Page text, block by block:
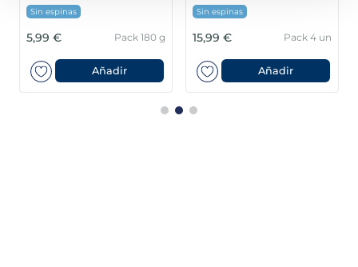
Sin espinas
5,99 € Pack 180 g
Añadir
Sin espinas
15,99 € Pack 4 un
Añadir